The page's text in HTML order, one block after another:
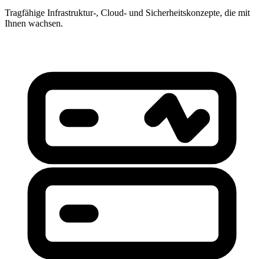
Tragfähige Infrastruktur-, Cloud- und Sicherheitskonzepte, die mit
Ihnen wachsen.